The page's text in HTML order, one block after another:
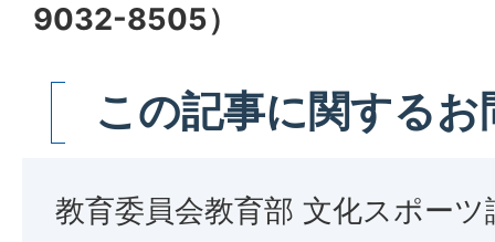
9032-8505）
この記事に関する
教育委員会教育部 文化スポー